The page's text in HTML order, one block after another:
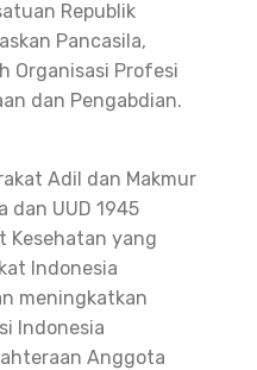
Republik
Pancasila,
Organisasi Profesi
dan Pengabdian.
Adil dan Makmur
dan UUD 1945
Kesehatan yang
Indonesia
meningkatkan
Indonesia
Anggota